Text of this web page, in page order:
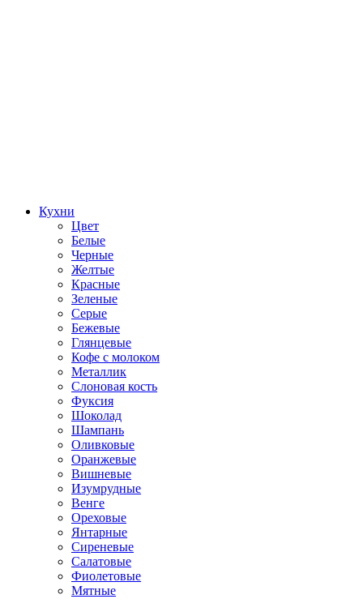
Кухни
Цвет
Белые
Черные
Желтые
Красные
Зеленые
Серые
Бежевые
Глянцевые
Кофе с молоком
Металлик
Слоновая кость
Фуксия
Шоколад
Шампань
Оливковые
Оранжевые
Вишневые
Изумрудные
Венге
Ореховые
Янтарные
Сиреневые
Салатовые
Фиолетовые
Мятные